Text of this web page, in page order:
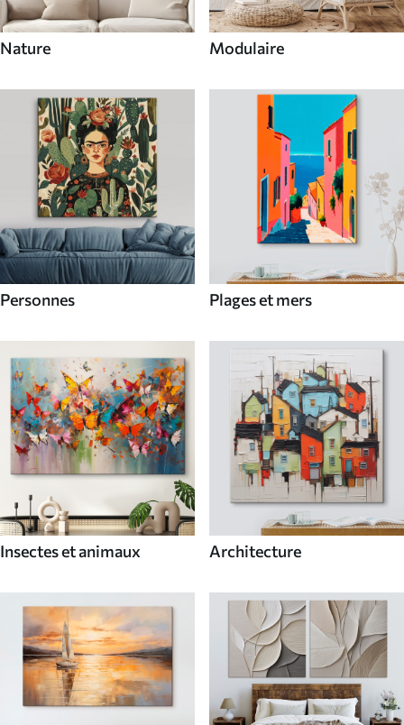
Nature Modulaire
Personnes Plages et mers
Insectes et animaux Architecture